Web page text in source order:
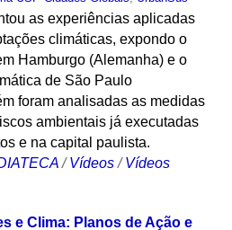
as experiências aplicadas
climáticas, expondo o
Hamburgo (Alemanha) e o
de São Paulo
foram analisadas as medidas
ambientais já executadas
e na capital paulista.
/Vídeos /Vídeos
e Clima: Planos de Ação e